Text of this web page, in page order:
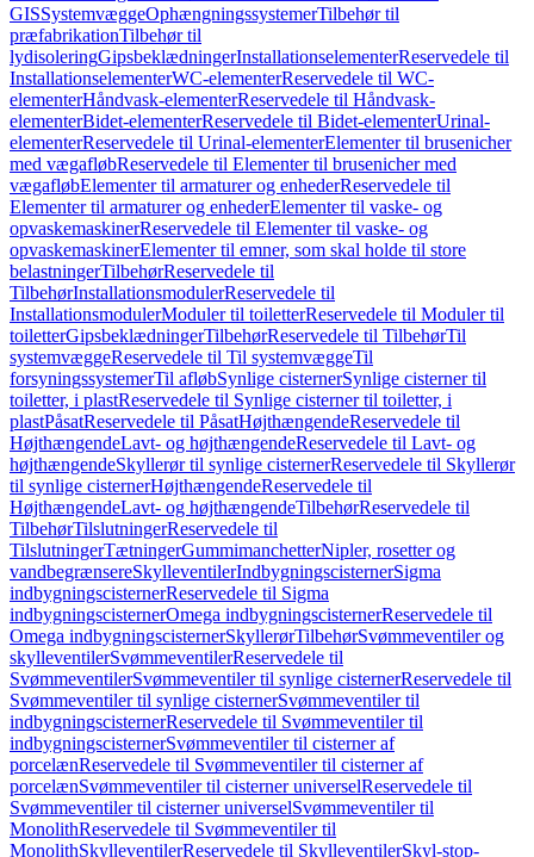
GISSystemvæggeOphængningssystemerTilbehør til
præfabrikationTilbehør til
lydisoleringGipsbeklædningerInstallationselementerReservedele til
InstallationselementerWC-elementerReservedele til WC-
elementerHåndvask-elementerReservedele til Håndvask-
elementerBidet-elementerReservedele til Bidet-elementerUrinal-
elementerReservedele til Urinal-elementerElementer til brusenicher
med vægafløbReservedele til Elementer til brusenicher med
vægafløbElementer til armaturer og enhederReservedele til
Elementer til armaturer og enhederElementer til vaske- og
opvaskemaskinerReservedele til Elementer til vaske- og
opvaskemaskinerElementer til emner, som skal holde til store
belastningerTilbehørReservedele til
TilbehørInstallationsmodulerReservedele til
InstallationsmodulerModuler til toiletterReservedele til Moduler til
toiletterGipsbeklædningerTilbehørReservedele til TilbehørTil
systemvæggeReservedele til Til systemvæggeTil
forsyningssystemerTil afløbSynlige cisternerSynlige cisterner til
toiletter, i plastReservedele til Synlige cisterner til toiletter, i
plastPåsatReservedele til PåsatHøjthængendeReservedele til
HøjthængendeLavt- og højthængendeReservedele til Lavt- og
højthængendeSkyllerør til synlige cisternerReservedele til Skyllerør
til synlige cisternerHøjthængendeReservedele til
HøjthængendeLavt- og højthængendeTilbehørReservedele til
TilbehørTilslutningerReservedele til
TilslutningerTætningerGummimanchetterNipler, rosetter og
vandbegrænsereSkylleventilerIndbygningscisternerSigma
indbygningscisternerReservedele til Sigma
indbygningscisternerOmega indbygningscisternerReservedele til
Omega indbygningscisternerSkyllerørTilbehørSvømmeventiler og
skylleventilerSvømmeventilerReservedele til
SvømmeventilerSvømmeventiler til synlige cisternerReservedele til
Svømmeventiler til synlige cisternerSvømmeventiler til
indbygningscisternerReservedele til Svømmeventiler til
indbygningscisternerSvømmeventiler til cisterner af
porcelænReservedele til Svømmeventiler til cisterner af
porcelænSvømmeventiler til cisterner universelReservedele til
Svømmeventiler til cisterner universelSvømmeventiler til
MonolithReservedele til Svømmeventiler til
MonolithSkylleventilerReservedele til SkylleventilerSkyl-stop-